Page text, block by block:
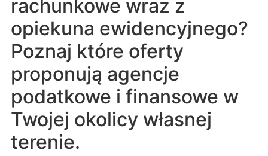
rachunkowe wraz z
opiekuna ewidencyjnego?
Poznaj które oferty
proponują agencje
podatkowe i finansowe w
Twojej okolicy własnej
terenie.